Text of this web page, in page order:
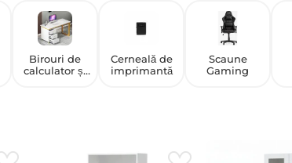
Birouri de
calculator și
Cerneală de
imprimantă
Scaune
Gaming